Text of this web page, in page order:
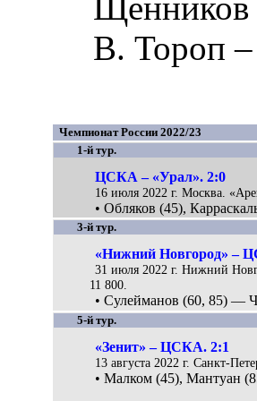
В. Тороп
Чемпионат России 2022/23
1-й тур.
ЦСКА – «Урал». 2:0
16 июля 2022 г. Москва.
• Обляков (45),
3-й тур.
«Нижний Новгород» –
31 июля 2022 г. Нижний
11 800.
• Сулейманов (60, 85) —
5-й тур.
«Зенит» – ЦСКА. 2:1
13 августа 2022 г. Санкт-
• Малком (45), Мантуан